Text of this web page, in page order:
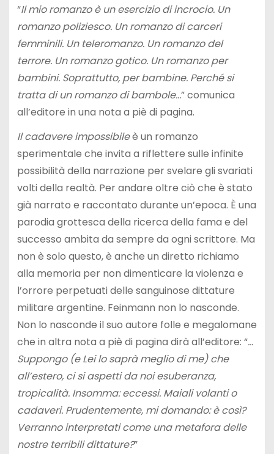
“Il mio romanzo è un esercizio di incrocio. Un
romanzo poliziesco. Un romanzo di carceri
femminili. Un teleromanzo. Un romanzo del
terrore. Un romanzo gotico. Un romanzo per
bambini. Soprattutto, per bambine. Perché si
tratta di un romanzo di bambole…” comunica
all’editore in una nota a piè di pagina.
Il cadavere impossibileè un romanzo
sperimentale che invita a riflettere sulle infinite
possibilità della narrazione per svelare gli svariati
volti della realtà. Per andare oltre ciò che è stato
già narrato e raccontato durante un’epoca. È una
parodia grottesca della ricerca della fama e del
successo ambita da sempre da ogni scrittore. Ma
non è solo questo, è anche un diretto richiamo
alla memoria per non dimenticare la violenza e
l’orrore perpetuati delle sanguinose dittature
militare argentine. Feinmann non lo nasconde.
Non lo nasconde il suo autore folle e megalomane
che in altra nota a piè di pagina dirà all’editore: “…
Suppongo (e Lei lo saprà meglio di me) che
all’estero, ci si aspetti da noi esuberanza,
tropicalità. Insomma: eccessi. Maiali volanti o
cadaveri. Prudentemente, mi domando: è così?
Verranno interpretati come una metafora delle
nostre terribili dittature?”